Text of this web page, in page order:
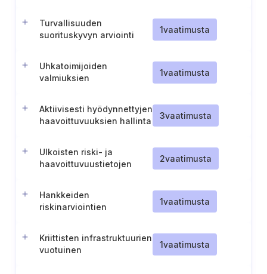
Turvallisuuden
suorituskyvyn arviointi
1vaatimusta
Uhkatoimijoiden
valmiuksien
1vaatimusta
Aktiivisesti hyödynnettyjen
haavoittuvuuksien hallinta
3vaatimusta
Ulkoisten riski- ja
haavoittuvuustietojen
2vaatimusta
Hankkeiden
riskinarviointien
1vaatimusta
Kriittisten infrastruktuurien
vuotuinen
1vaatimusta